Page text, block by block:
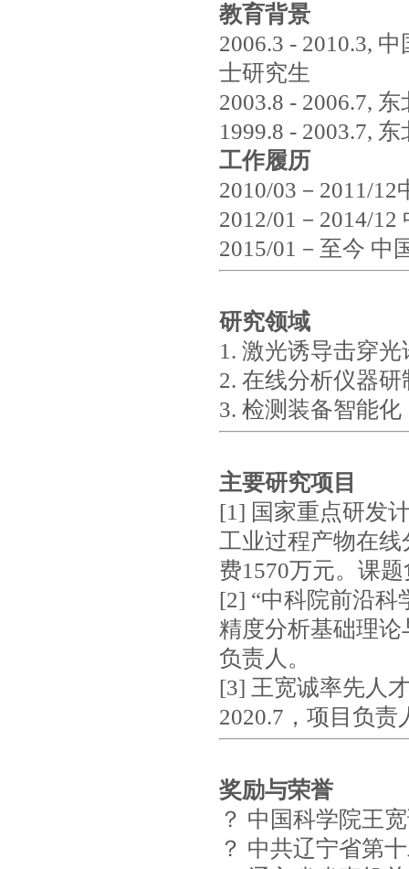
教育背景
2006.3 - 2010.3,
士研究生
2003.8 - 2006.7,
1999.8 - 2003.7,
工作履历
2010/03－2011/
2012/01－2014/
2015/01－至今 中
研究领域
1. 激光诱导击穿光
2. 在线分析仪器研
3. 检测装备智能化
主要研究项目
[1] 国家重点研发
工业过程产物在线
费1570万元。课
[2] “中科院前沿科
精度分析基础理论
负责人。
[3] 王宽诚率先人
2020.7，项目负责
奖励与荣誉
？ 中国科学院王
？ 中共辽宁省第